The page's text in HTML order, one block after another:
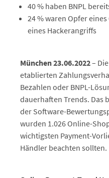
40 % haben BNPL
24 % waren Opfer
eines Hackerangriffs
München 23.06.2022–
etablierten
Bezahlen oder BNPL-
dauerhaften Trends. Das
der Software-
wurden 1.026 Online-
wichtigsten Payment-
Händler beachten sollten.